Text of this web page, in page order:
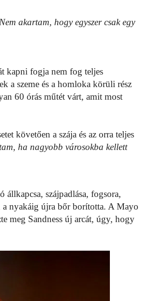
akartam, hogy egyszer csak egy
kapni fogja nem fog teljes
a szeme és a homloka körüli rész
60 órás műtét várt, amit most
követően a szája és az orra teljes
ha nagyobb városokba kellett
szájpadlása, fogsora,
a nyakáig újra bőr borította. A Mayo
meg Sandness új arcát, úgy, hogy